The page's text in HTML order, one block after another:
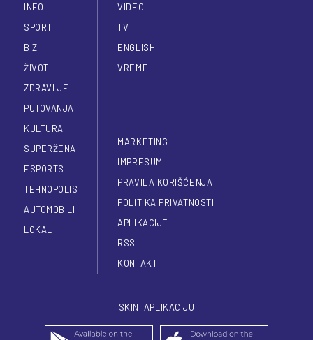
INFO
SPORT
BIZ
ŽIVOT
ZDRAVLJE
PUTOVANJA
KULTURA
SUPERŽENA
ESPORTS
TEHNOPOLIS
AUTOMOBILI
LOKAL
VIDEO
TV
ENGLISH
VREME
MARKETING
IMPRESUM
PRAVILA KORIŠĆENJA
POLITIKA PRIVATNOSTI
APLIKACIJE
RSS
KONTAKT
SKINI APLIKACIJU